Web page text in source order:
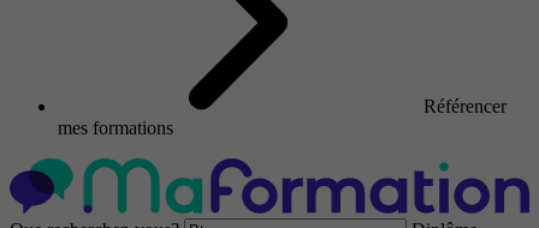
Référencer
mes formations